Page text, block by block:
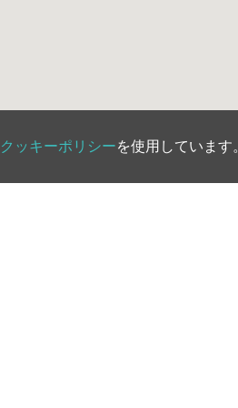
クッキーポリシーを使用しています。